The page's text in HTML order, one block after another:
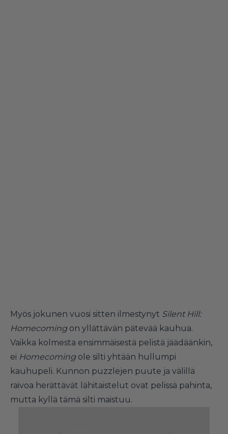
Myös jokunen vuosi sitten ilmestynyt Silent Hill:
Homecoming on yllättävän pätevää kauhua.
Vaikka kolmesta ensimmäisestä pelistä jäädäänkin,
ei Homecoming ole silti yhtään hullumpi
kauhupeli. Kunnon puzzlejen puute ja välillä
raivoa herättävät lähitaistelut ovat pelissä pahinta,
mutta kyllä tämä silti maistuu.